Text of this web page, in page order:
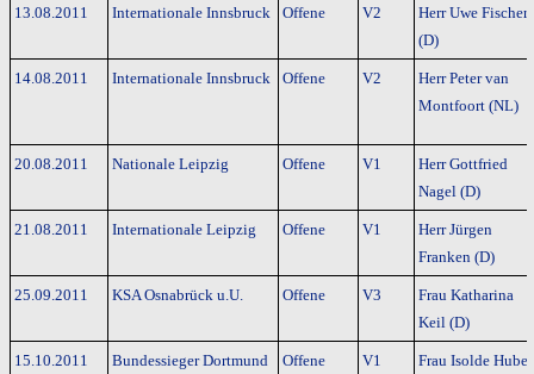
13.08.2011 Internationale Innsbruck Offene V2
Herr Uwe Fischer
(D)
14.08.2011 Internationale Innsbruck Offene V2
Herr Peter van
Montfoort (NL)
20.08.2011 Nationale Leipzig Offene V1
Herr Gottfried
Nagel (D)
21.08.2011 Internationale Leipzig Offene V1
Herr Jürgen
Franken (D)
25.09.2011 KSA Osnabrück u.U. Offene V3
Frau Katharina
Keil (D)
15.10.2011 Bundessieger Dortmund Offene V1
Frau Isolde Huber